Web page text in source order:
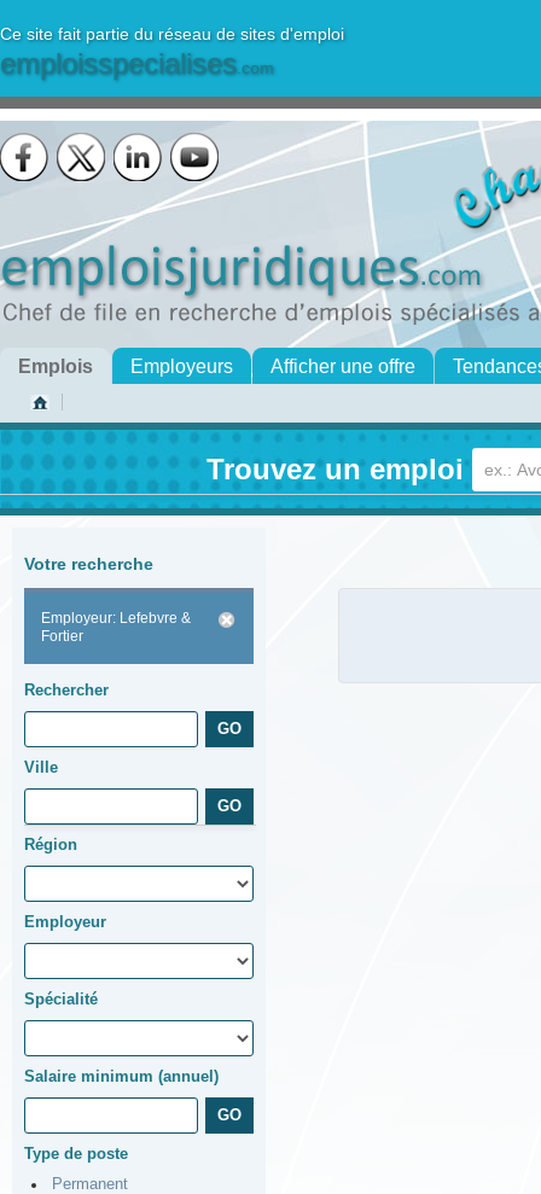
Ce site fait partie du réseau de sites d'emploi
emploisspecialises.com
Emplois Employeurs Afficher une offre
Trouvez un emploi
Votre recherche
Employeur: Lefebvre &
Fortier
Rechercher
Ville
Région
Employeur
Spécialité
Salaire minimum (annuel)
Type de poste
Permanent